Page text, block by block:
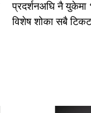
प्रदर्शनअघि नै युकेमा
विशेष शोका सबै